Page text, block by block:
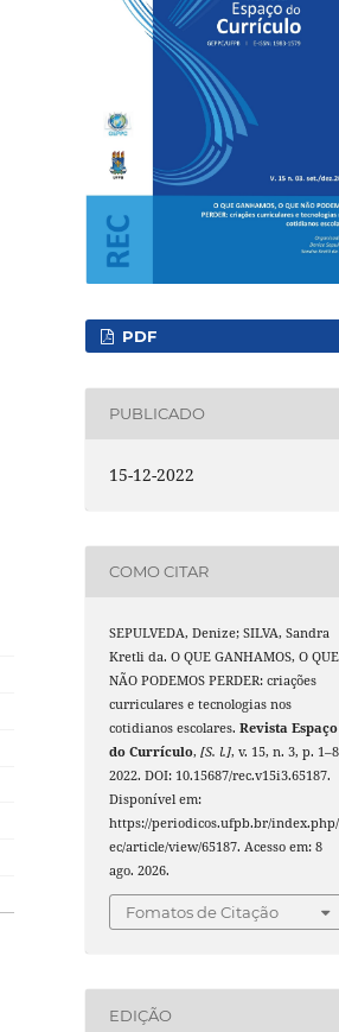
PDF
PUBLICADO
15-12-2022
COMO CITAR
SEPULVEDA, Denize; SILVA, Sandra
Kretli da. O QUE GANHAMOS, O QUE
NÃO PODEMOS PERDER: criações
curriculares e tecnologias nos
cotidianos escolares.Revista Espaço
do Currículo,[S. l.], v. 15, n. 3, p.
2022. DOI: 10.15687/rec.v15i3.65187.
Disponível em:
https://periodicos.ufpb.br/
ec/article/view/65187. Acesso em: 8
ago. 2026.
Fomatos de Citação
EDIÇÃO